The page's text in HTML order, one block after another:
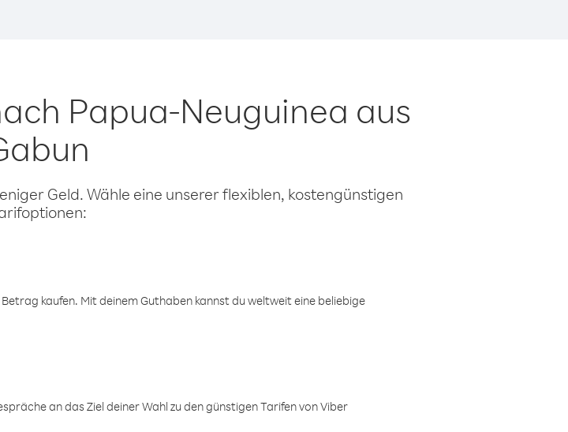
Papua-Neuguinea aus
Geld. Wähle eine unserer flexiblen, kostengünstigen
kaufen. Mit deinem Guthaben kannst du weltweit eine beliebige
an das Ziel deiner Wahl zu den günstigen Tarifen von Viber